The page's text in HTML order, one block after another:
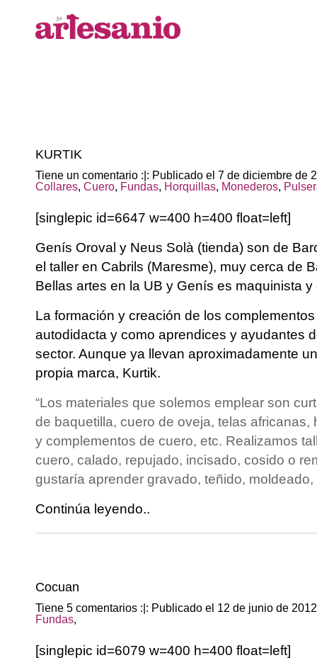
KURTIK
Tiene un comentario :|: Publicado el 7 de diciembre de
Collares, Cuero, Fundas, Horquillas, Monederos,
[singlepic id=6647 w=400 h=400 float=left]
Genís Oroval y Neus Solà (tienda) son de
el taller en Cabrils (Maresme), muy cerca de
Bellas artes en la UB y Genís es maquinista
La formación y creación de los
autodidacta y como aprendices y ayudantes
sector. Aunque ya llevan aproximadamente
propia marca, Kurtik.
“Los materiales que solemos emplear son
de baquetilla, cuero de oveja, telas africanas,
y complementos de cuero, etc. Realizamos
cuero, calado, repujado, incisado, cosido o
gustaría aprender gravado, teñido,
Continúa leyendo..
Cocuan
Tiene 5 comentarios :|: Publicado el 12 de junio de
Fundas,
[singlepic id=6079 w=400 h=400 float=left]